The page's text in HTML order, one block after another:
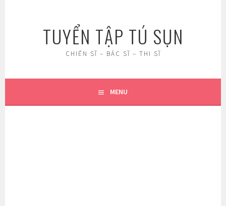
TUYỂN TẬP TÚ SỤN
CHIẾN SĨ – BÁC SĨ – THI SĨ
MENU